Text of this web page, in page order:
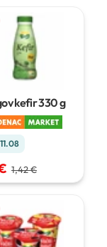
kefir330 g
1,42 €